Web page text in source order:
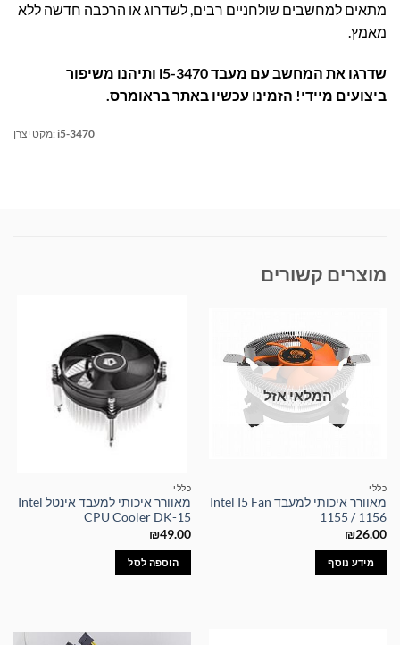
מתאים למחשבים שולחניים רבים, לשדרוג או הרכבה חדשה ללא
מאמץ.
שדרגו את המחשב עם מעבד i5-3470 ותיהנו משיפור
ביצועים מיידי! הזמינו עכשיו באתר בראומרס.
מקט יצרן: i5-3470
מוצרים קשורים
המלאי אזל
כללי
מאוורר איכותי למעבד Intel I5 Fan
1155 / 1156
₪26.00
מידע נוסף
כללי
מאוורר איכותי למעבד אינטל Intel
CPU Cooler DK-15
₪49.00
הוספה לסל